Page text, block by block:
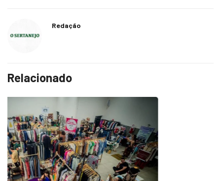
Redação
Relacionado